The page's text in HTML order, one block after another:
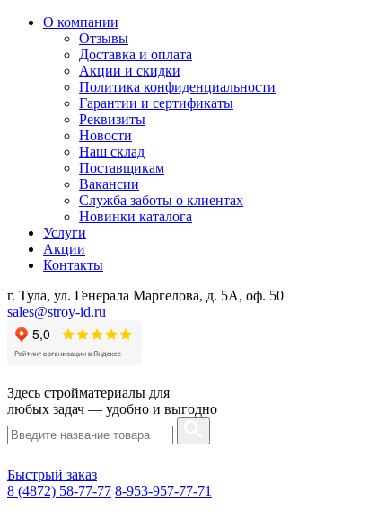
О компании
Отзывы
Доставка и оплата
Акции и скидки
Политика конфиденциальности
Гарантии и сертификаты
Реквизиты
Новости
Наш склад
Поставщикам
Вакансии
Служба заботы о клиентах
Новинки каталога
Услуги
Акции
Контакты
г. Тула, ул. Генерала Маргелова, д. 5А, оф. 50
sales@stroy-id.ru
Здесь стройматериалы для
любых задач — удобно и выгодно
Быстрый заказ
8 (4872) 58-77-77 8-953-957-77-71